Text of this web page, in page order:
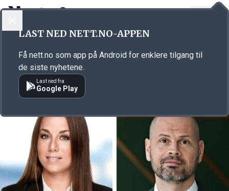
Annonsørinnhold
LAST NED NETT.NO-APPEN
Få nett.no som app på Android for enklere tilgang til
de siste nyhetene.
Last ned fra
Google Play